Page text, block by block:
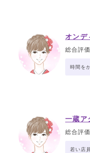
オン
総合評価
時間を
一蔵ア
総合評価
若い店